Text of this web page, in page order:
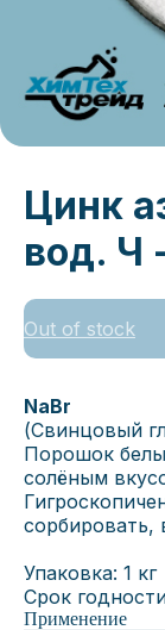
Цинк
вод. Ч
Out of stock
NaBr
(Свинцовый
Порошок
солёным
сорбировать,
Упаковка: 1 кг
Срок
Применение